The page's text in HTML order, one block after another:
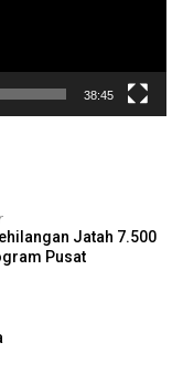
38:45
Jatah 7.500
Pusat